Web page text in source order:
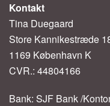
Kontakt
Tina Duegaard
Store Kannikestræde
1169 København K
CVR.: 44804166
Bank: SJF Bank /